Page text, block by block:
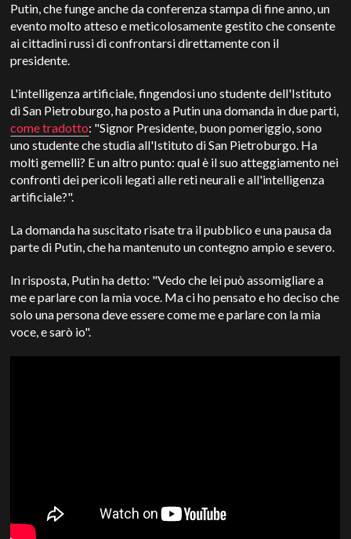
Putin, che funge anche da conferenza stampa di fine anno, un
evento molto atteso e meticolosamente gestito che consente
ai cittadini russi di confrontarsi direttamente con il
presidente.
L'intelligenza artificiale, fingendosi uno studente dell'Istituto
di San Pietroburgo, ha posto a Putin una domanda in due parti,
come tradotto: "Signor Presidente, buon pomeriggio, sono
uno studente che studia all'Istituto di San Pietroburgo. Ha
molti gemelli? E un altro punto: qual è il suo atteggiamento nei
confronti dei pericoli legati alle reti neurali e all'intelligenza
artificiale?".
La domanda ha suscitato risate tra il pubblico e una pausa da
parte di Putin, che ha mantenuto un contegno ampio e severo.
In risposta, Putin ha detto: "Vedo che lei può assomigliare a
me e parlare con la mia voce. Ma ci ho pensato e ho deciso che
solo una persona deve essere come me e parlare con la mia
voce, e sarò io".